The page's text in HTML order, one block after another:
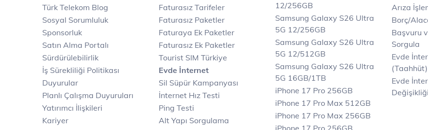
Türk Telekom Blog
Sosyal Sorumluluk
Sponsorluk
Satın Alma Portalı
Sürdürülebilirlik
İş Sürekliliği Politikası
Duyurular
Planlı Çalışma Duyuruları
Yatırımcı İlişkileri
Kariyer
Faturasız Tarifeler
Faturasız Paketler
Faturaya Ek Paketler
Faturasız Ek Paketler
Tourist SIM Türkiye
Evde İnternet
Sil Süpür Kampanyası
İnternet Hız Testi
Ping Testi
Alt Yapı Sorgulama
12/256GB
Samsung Galaxy S26 Ultra
5G 12/256GB
Samsung Galaxy S26 Ultra
5G 12/512GB
Samsung Galaxy S26 Ultra
5G 16GB/1TB
iPhone 17 Pro 256GB
iPhone 17 Pro Max 512GB
iPhone 17 Pro Max 256GB
iPhone 17 Pro 256GB
Arıza
Borç/
Başvuru
Sorgula
Evde
Evde
Değişikliği